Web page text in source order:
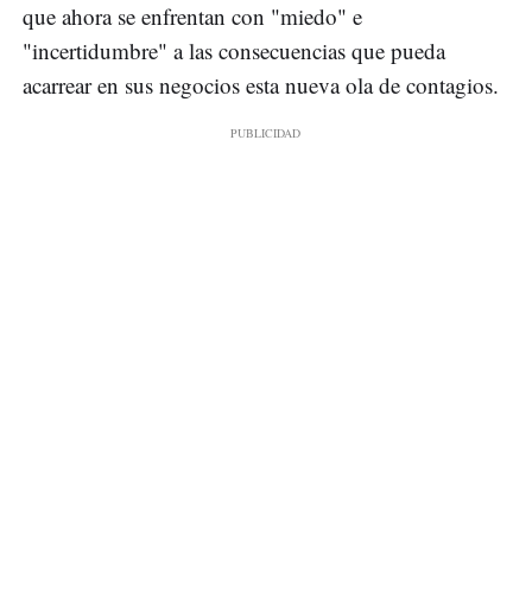
que ahora se enfrentan con "miedo" e
"incertidumbre" a las consecuencias que pueda
acarrear en sus negocios esta nueva ola de contagios.